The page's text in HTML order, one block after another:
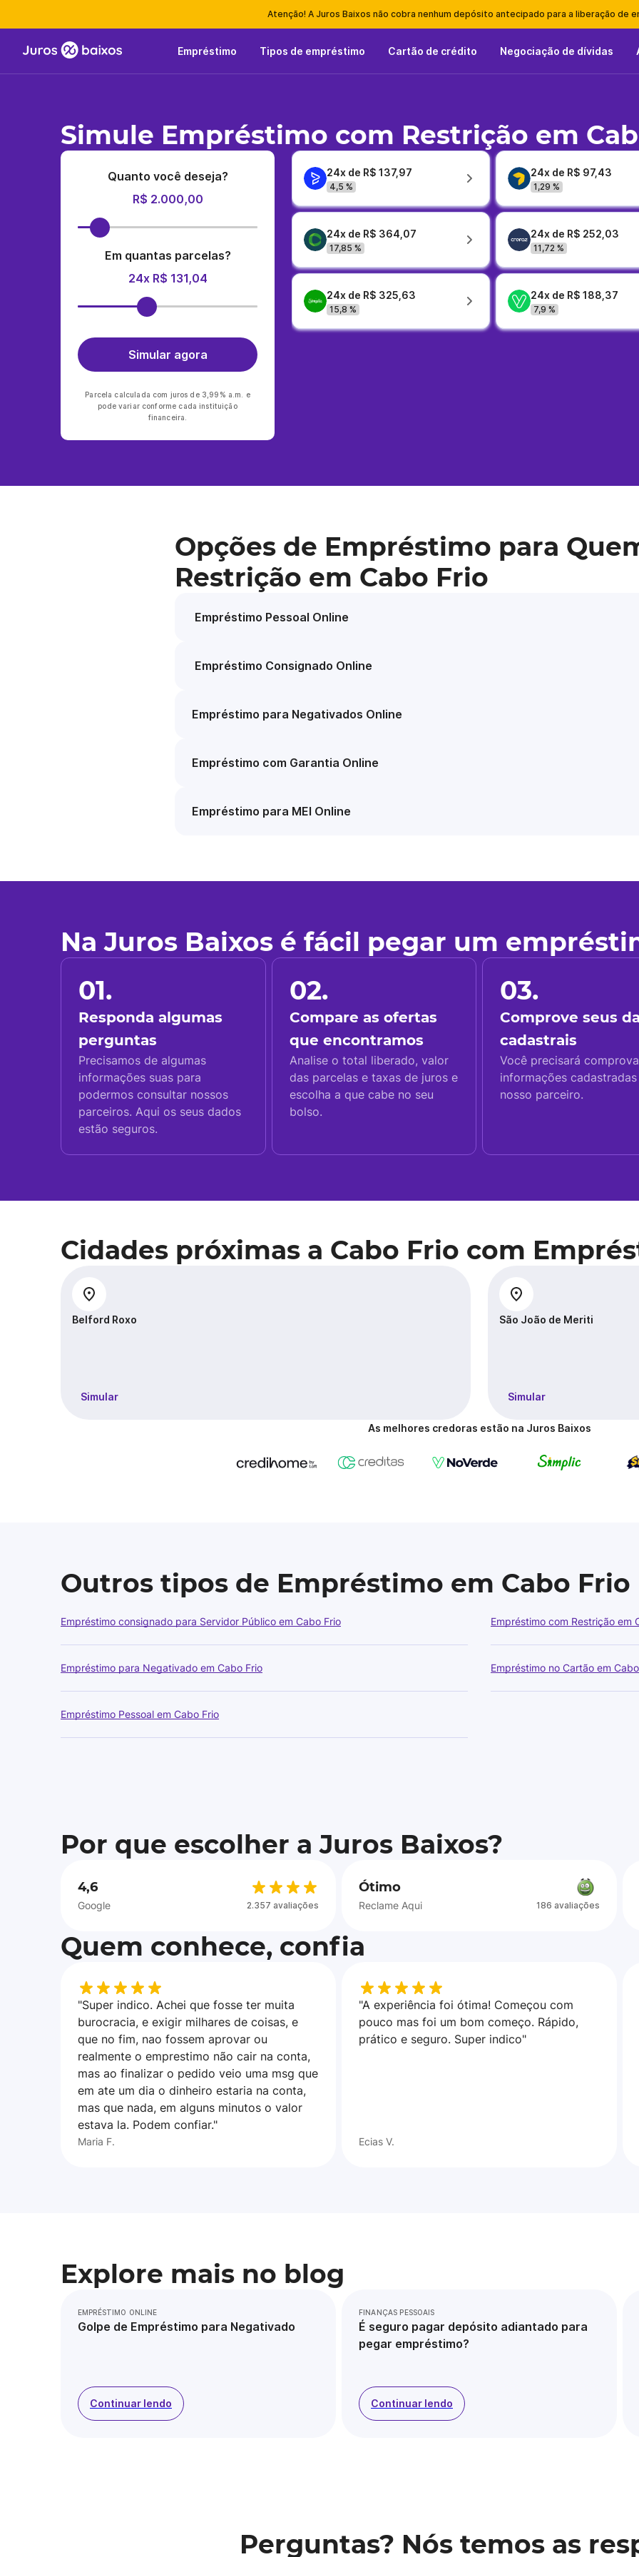
Atenção! A Juros Baixos não cobra nenhum depósito antecipado para a liberação de
Empréstimo Tipos de empréstimo Cartão de crédito Negociação de dívidas
Simule Empréstimo com Restrição em
Quanto você deseja?
R$ 2.000,00
Em quantas parcelas?
24x R$ 131,04
Simular agora
Parcela calculada com juros de 3,99% a.m. e
pode variar conforme cada instituição
financeira.
24x de R$ 137,97
4,5 %
24x de R$ 97,43
1,29 %
24x de R$ 364,07
17,85 %
24x de R$ 252,03
11,72 %
24x de R$ 325,63
15,8 %
24x de R$ 188,37
7,9 %
Opções de Empréstimo para
Restrição em Cabo Frio
Empréstimo Pessoal Online
Empréstimo Consignado Online
Empréstimo para Negativados Online
Empréstimo com Garantia Online
Empréstimo para MEI Online
Na Juros Baixos é fácil pegar um
01.
Responda algumas
perguntas
Precisamos de algumas
informações suas para
podermos consultar nossos
parceiros. Aqui os seus dados
estão seguros.
02.
Compare as ofertas
que encontramos
Analise o total liberado, valor
das parcelas e taxas de juros e
escolha a que cabe no seu
bolso.
03.
Comprove seus
cadastrais
Você precisará
informações
nosso parceiro.
Cidades próximas a Cabo Frio com
Belford Roxo
Simular
São João de Meriti
Simular
As melhores credoras estão na Juros Baixos
Outros tipos de Empréstimo em Cabo Frio
Empréstimo consignado para Servidor Público em Cabo Frio Empréstimo com Restrição em
Empréstimo para Negativado em Cabo Frio Empréstimo no Cartão em
Empréstimo Pessoal em Cabo Frio
Por que escolher a Juros Baixos?
4,6
Google 2.357 avaliações
Ótimo
Reclame Aqui 186 avaliações
Quem conhece, confia
"Super indico. Achei que fosse ter muita
burocracia, e exigir milhares de coisas, e
que no fim, nao fossem aprovar ou
realmente o emprestimo não cair na conta,
mas ao finalizar o pedido veio uma msg que
em ate um dia o dinheiro estaria na conta,
mas que nada, em alguns minutos o valor
estava la. Podem confiar."
Maria F.
"A experiência foi ótima! Começou com
pouco mas foi um bom começo. Rápido,
prático e seguro. Super indico"
Ecias V.
Explore mais no blog
EMPRÉSTIMO ONLINE
Golpe de Empréstimo para Negativado
Continuar lendo
FINANÇAS PESSOAIS
É seguro pagar depósito adiantado para
pegar empréstimo?
Continuar lendo
Perguntas? Nós temos as